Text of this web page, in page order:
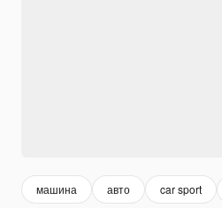
машина авто car sport